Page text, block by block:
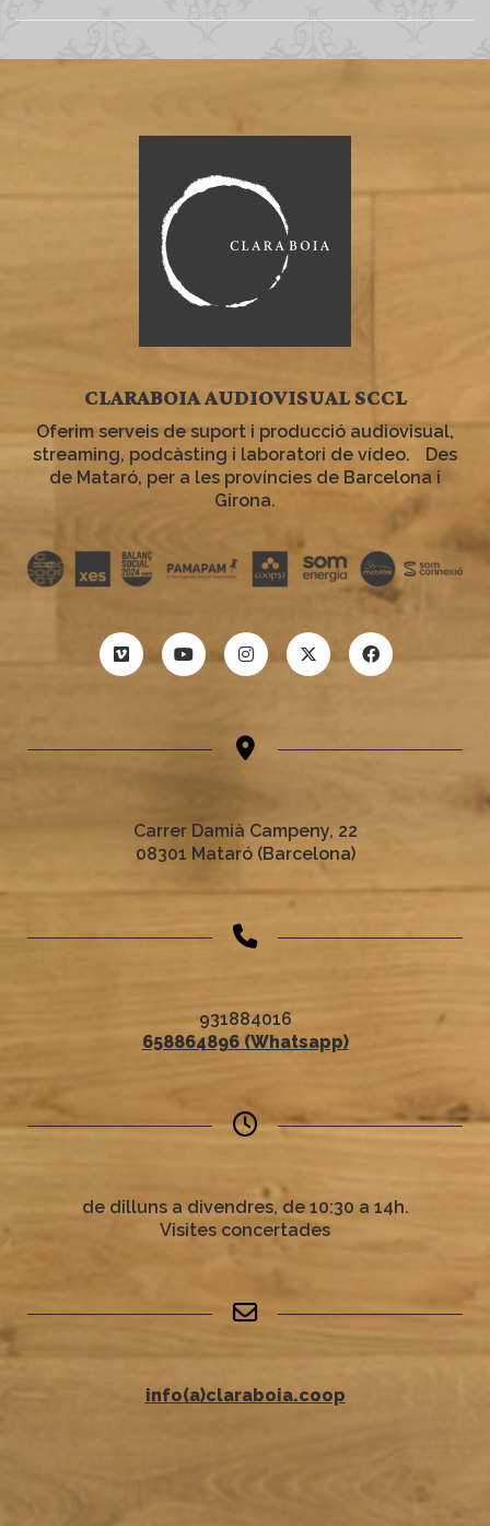
CLARABOIA AUDIOVISUAL SCCL
Oferim serveis de suport i producció audiovisual,
streaming, podcàsting i laboratori de vídeo. Des
de Mataró, per a les províncies de Barcelona i
Girona.
Carrer Damià Campeny, 22
08301 Mataró (Barcelona)
931884016
658864896 (Whatsapp)
de dilluns a divendres, de 10:30 a 14h.
Visites concertades
info(a)claraboia.coop